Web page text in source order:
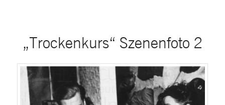
„Trockenkurs“ Szenenfoto 2